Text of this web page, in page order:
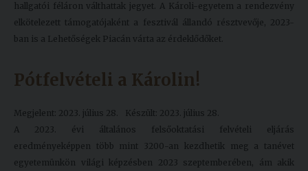
hallgatói féláron válthattak jegyet. A Károli-egyetem a rendezvény
elkötelezett támogatójaként a fesztivál állandó résztvevője, 2023-
ban is a Lehetőségek Piacán várta az érdeklődőket.
Pótfelvételi a Károlin!
Megjelent: 2023. július 28.
Készült: 2023. július 28.
A 2023. évi általános felsőoktatási felvételi eljárás
eredményeképpen több mint 3200-an kezdhetik meg a tanévet
egyetemünkön világi képzésben 2023 szeptemberében, ám akik